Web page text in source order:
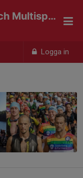
Logga in
Halmstad Triathlon och Multisport